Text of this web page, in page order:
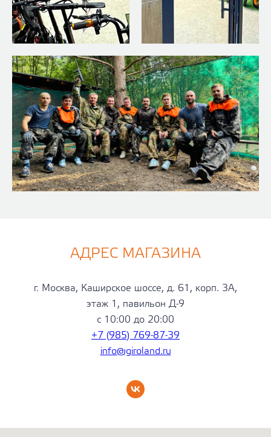
АДРЕС МАГАЗИНА
г. Москва, Каширское шоссе, д. 61, корп. 3А,
этаж 1, павильон Д-9
с 10:00 до 20:00
+7 (985) 769-87-39
info@giroland.ru